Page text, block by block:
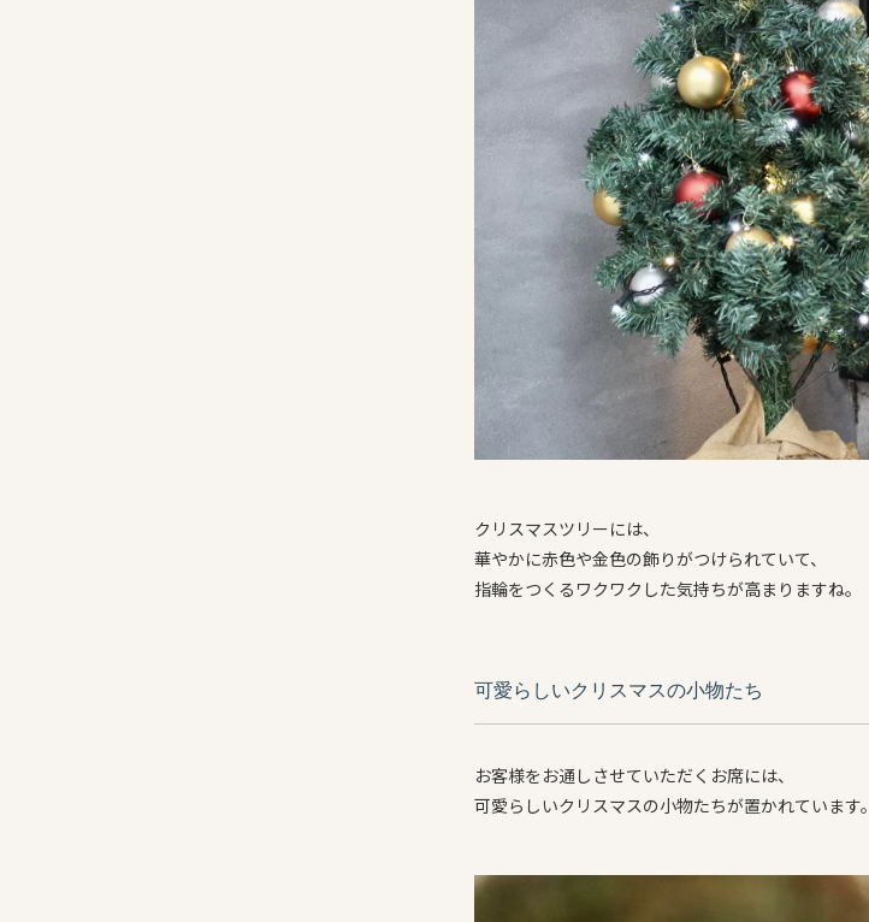
クリスマスツリーには、
華やかに赤色や金色の飾りがつけられていて、
指輪をつくるワクワクした気持ちが高まりますね。
可愛らしいクリスマスの小物たち
お客様をお通しさせていただくお席には、
可愛らしいクリスマスの小物たちが置かれています。